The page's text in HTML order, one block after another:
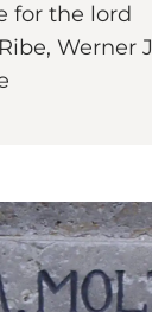
for the lord
Werner